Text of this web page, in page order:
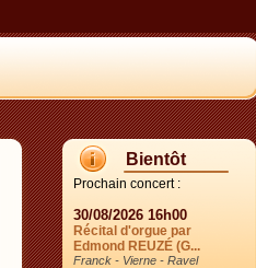
Bientôt
Prochain concert :
30/08/2026 16h00
Récital d'orgue par
Edmond REUZÉ (G...
Franck - Vierne - Ravel